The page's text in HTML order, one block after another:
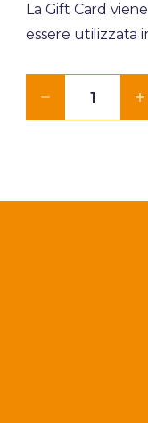
La Gift Card
essere utilizzata